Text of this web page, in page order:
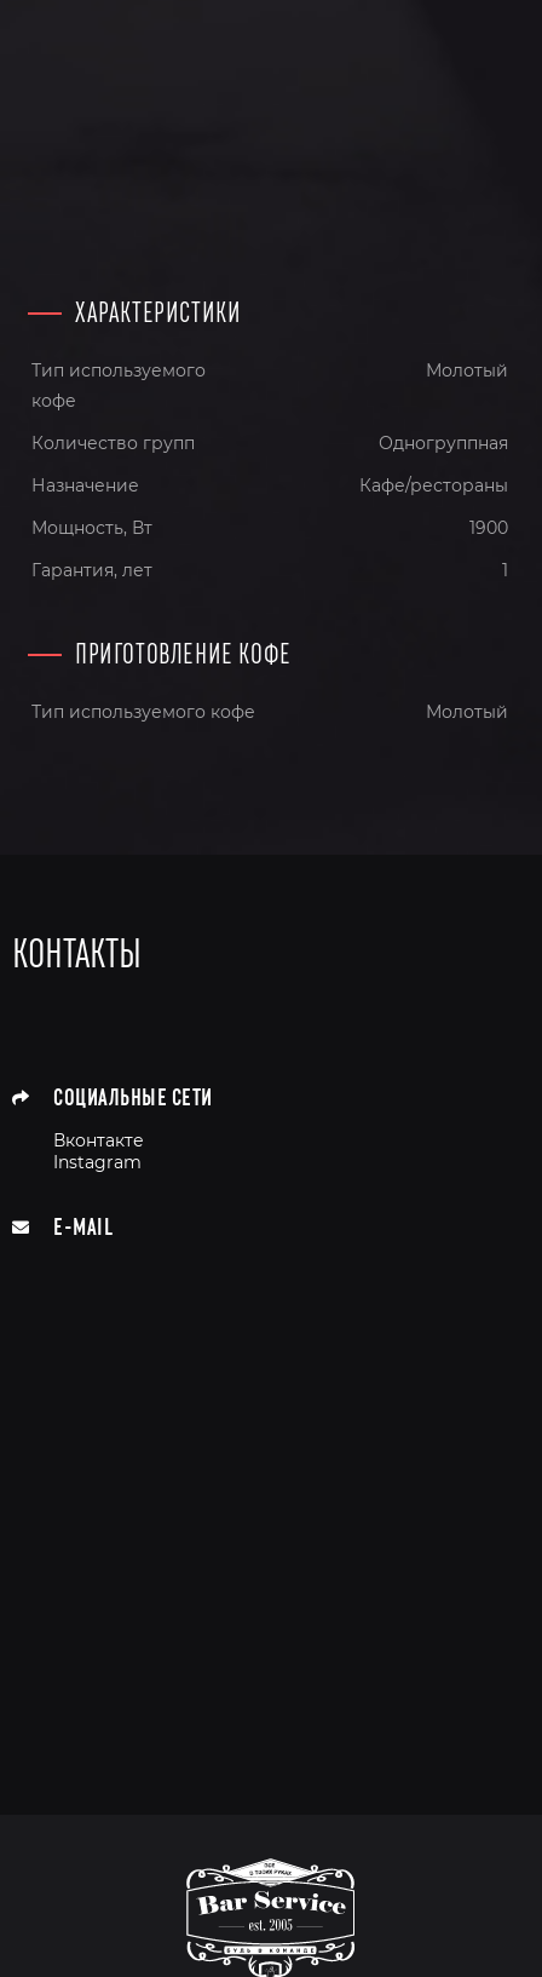
ХАРАКТЕРИСТИКИ
Тип используемого
кофе
Молотый
Количество групп
Одногруппная
Назначение
Кафе/рестораны
Мощность, Вт
1900
Гарантия, лет
1
ПРИГОТОВЛЕНИЕ КОФЕ
Тип используемого кофе Молотый
КОНТАКТЫ
СОЦИАЛЬНЫЕ СЕТИ
Вконтакте
Instagram
E-MAIL